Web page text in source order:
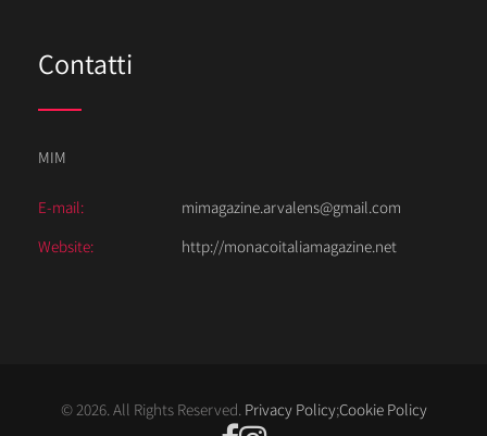
Contatti
MIM
E-mail:
mimagazine.arvalens@gmail.com
Website:
http://monacoitaliamagazine.net
© 2026. All Rights Reserved. Privacy Policy;Cookie Policy